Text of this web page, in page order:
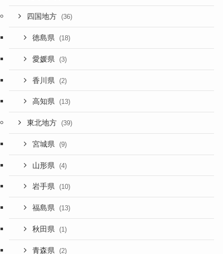
四国地方 (36)
徳島県 (18)
愛媛県 (3)
香川県 (2)
高知県 (13)
東北地方 (39)
宮城県 (9)
山形県 (4)
岩手県 (10)
福島県 (13)
秋田県 (1)
青森県 (2)